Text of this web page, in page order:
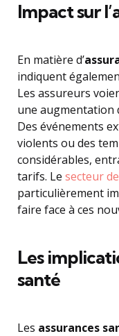
Impact sur
En matière d’
indiquent
Les assureurs
une augmentation
Des événements
violents ou des
considérables,
tarifs. Le secteur
particulièrement
faire face à ces
Les
santé
Les assurances